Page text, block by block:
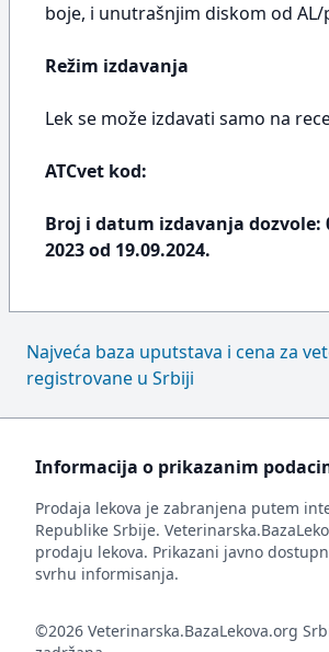
boje, i unutrašnjim diskom od
Režim izdavanja
Lek se može izdavati samo na
ATCvet kod:
Broj i datum izdavanja dozvole:
2023 od 19.09.2024.
Najveća baza uputstava i cena za
registrovane u Srbiji
Informacija o prikazanim
Prodaja lekova je zabranjena putem
Republike Srbije.
prodaju lekova. Prikazani javno
svrhu informisanja.
©2026 Veterinarska.BazaLekova.org